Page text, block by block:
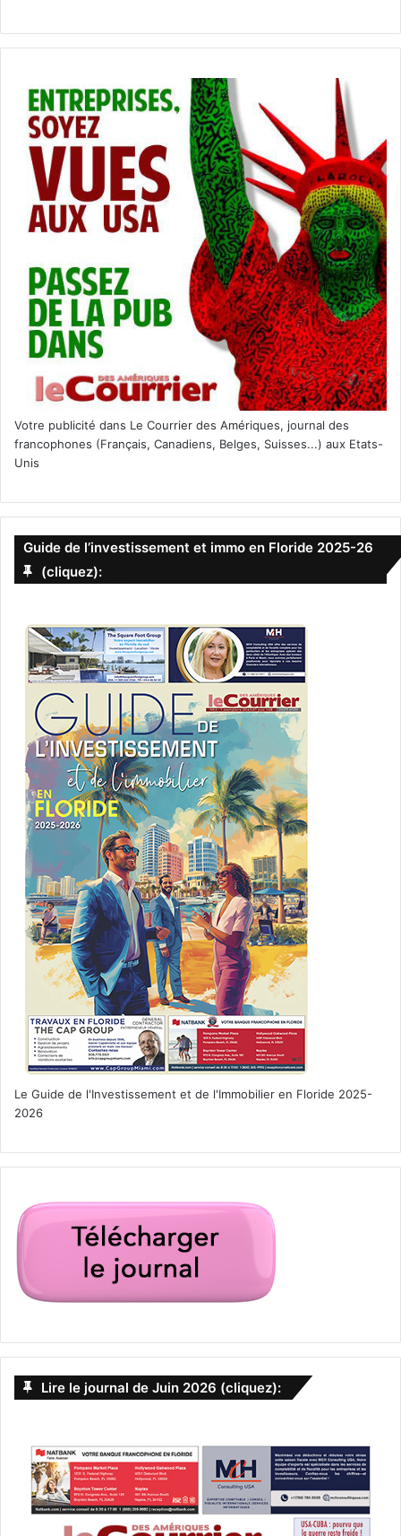
Votre publicité dans Le Courrier des Amériques, journal des
francophones (Français, Canadiens, Belges, Suisses...) aux Etats-
Unis
Guide de l’investissement et immo en Floride 2025-26
(cliquez):
Le Guide de l'Investissement et de l'Immobilier en Floride 2025-
2026
Lire le journal de Juin 2026 (cliquez):